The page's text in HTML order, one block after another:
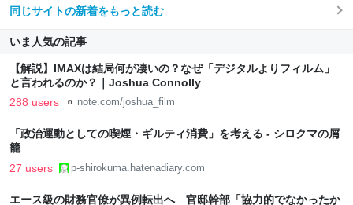
同じサイトの新着をもっと読む
いま人気の記事
【解説】IMAXは結局何が凄いの？なぜ「デジタルよりフィルム」
と言われるのか？｜Joshua Connolly
288 users note.com/joshua_film
「政治運動としての喫煙・ギルティ消費」を考える - シロクマの屑
籠
27 users p-shirokuma.hatenadiary.com
エース級の財務官僚が異例転出へ 官邸幹部「協力的でなかったか